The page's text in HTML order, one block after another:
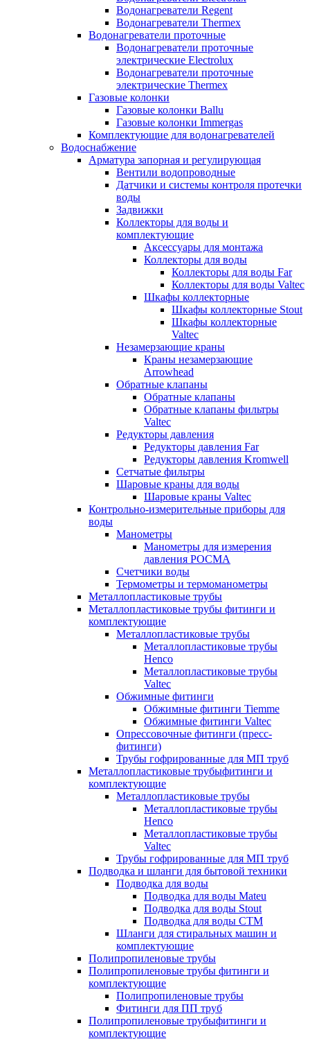
Водонагреватели Regent
Водонагреватели Thermex
Водонагреватели проточные
Водонагреватели проточные
электрические Electrolux
Водонагреватели проточные
электрические Thermex
Газовые колонки
Газовые колонки Ballu
Газовые колонки Immergas
Комплектующие для водонагревателей
Водоснабжение
Арматура запорная и регулирующая
Вентили водопроводные
Датчики и системы контроля протечки
воды
Задвижки
Коллекторы для воды и
комплектующие
Аксессуары для монтажа
Коллекторы для воды
Коллекторы для воды Far
Коллекторы для воды Valtec
Шкафы коллекторные
Шкафы коллекторные Stout
Шкафы коллекторные
Valtec
Незамерзающие краны
Краны незамерзающие
Arrowhead
Обратные клапаны
Обратные клапаны
Обратные клапаны фильтры
Valtec
Редукторы давления
Редукторы давления Far
Редукторы давления Kromwell
Сетчатые фильтры
Шаровые краны для воды
Шаровые краны Valtec
Контрольно-измерительные приборы для
воды
Манометры
Манометры для измерения
давления РОСМА
Счетчики воды
Термометры и термоманометры
Металлопластиковые трубы
Металлопластиковые трубы фитинги и
комплектующие
Металлопластиковые трубы
Металлопластиковые трубы
Henco
Металлопластиковые трубы
Valtec
Обжимные фитинги
Обжимные фитинги Tiemme
Обжимные фитинги Valtec
Опрессовочные фитинги (пресс-
фитинги)
Трубы гофрированные для МП труб
Металлопластиковые трубыфитинги и
комплектующие
Металлопластиковые трубы
Металлопластиковые трубы
Henco
Металлопластиковые трубы
Valtec
Трубы гофрированные для МП труб
Подводка и шланги для бытовой техники
Подводка для воды
Подводка для воды Mateu
Подводка для воды Stout
Подводка для воды СТМ
Шланги для стиральных машин и
комплектующие
Полипропиленовые трубы
Полипропиленовые трубы фитинги и
комплектующие
Полипропиленовые трубы
Фитинги для ПП труб
Полипропиленовые трубыфитинги и
комплектующие